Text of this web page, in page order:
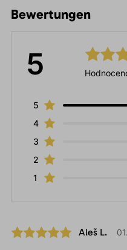
Bewertungen
5
5
4
3
2
1
Aleš L.